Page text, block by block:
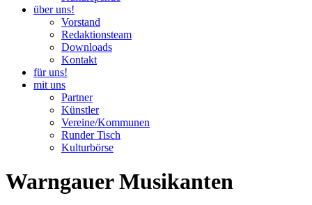
über uns!
Vorstand
Redaktionsteam
Downloads
Kontakt
für uns!
mit uns
Partner
Künstler
Vereine/Kommunen
Runder Tisch
Kulturbörse
Warngauer Musikanten